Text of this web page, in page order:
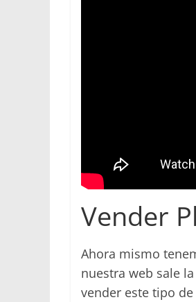
Vender
Ahora mismo
nuestra web sale
vender este tipo